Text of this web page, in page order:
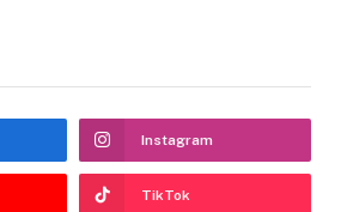
Instagram
TikTok